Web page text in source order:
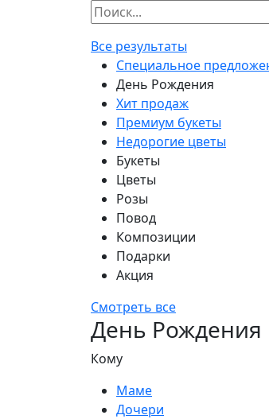
Все результаты
Специальное
День Рождения
Хит продаж
Премиум букеты
Недорогие цветы
Букеты
Цветы
Розы
Повод
Композиции
Подарки
Акция
Смотреть все
День Рождения
Кому
Маме
Дочери